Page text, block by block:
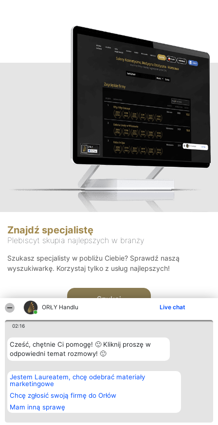
ORŁY Handlu Live chat
02:16
Cześć, chętnie Ci pomogę! 🙂 Kliknij proszę w
odpowiedni temat rozmowy! 🙂
Jestem Laureatem, chcę odebrać materiały
marketingowe
Chcę zgłosić swoją firmę do Orłów
Mam inną sprawę
Znajdź specjalistę
Plebiscyt skupia najlepszych w branży
Szukasz specjalisty w pobliżu Ciebie? Sprawdź naszą
wyszukiwarkę. Korzystaj tylko z usług najlepszych!
Szukaj
Organizator plebiscytu
Bright Side Solutions sp. z o.
o. sp. k.
ul. Ruska 22
Wrocław 50-079
KRS 0000749100 | Regon
381313360 | NIP 8943132676
Plebiscyt
Laureaci
wszystkich
Laureatów
Regulamin
Kontakt
Kontakt